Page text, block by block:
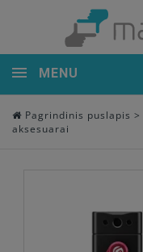
MENU
Pagrindinis puslapis >
aksesuarai